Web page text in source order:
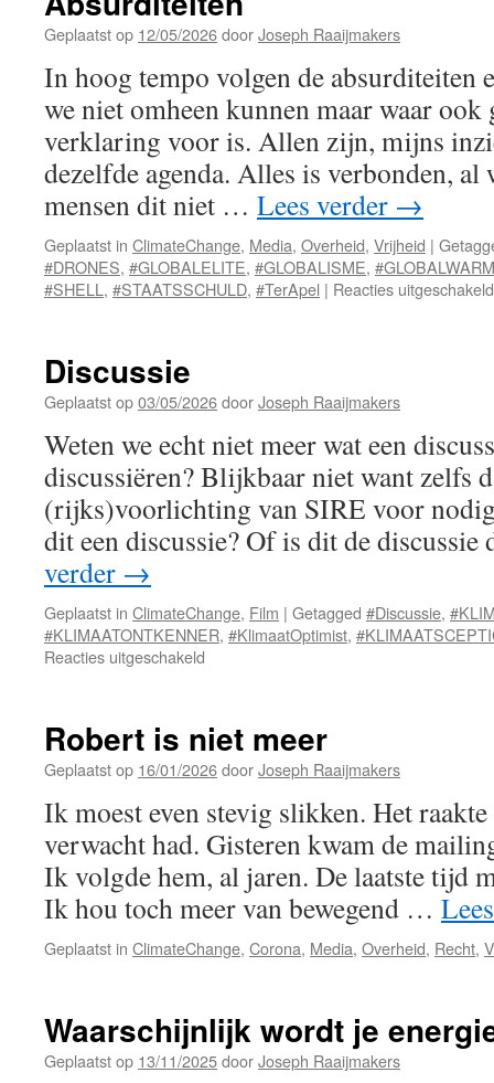
Geplaatst op 12/05/2026doorJoseph Raaijmakers
In hoog tempo volgen de absurditeiten
we niet omheen kunnen maar waar ook
verklaring voor is. Allen zijn, mijns
dezelfde agenda. Alles is verbonden, al
mensen dit niet … Lees verder →
Geplaatst in ClimateChange, Media, Overheid, Vrijheid |
#DRONES, #GLOBALELITE, #GLOBALISME,
#SHELL , #STAATSSCHULD, #TerApel | Reacties uitgeschakeld
Discussie
Geplaatst op03/05/2026doorJoseph Raaijmakers
Weten we echt niet meer wat een
discussiëren? Blijkbaar niet want zelfs
(rijks)voorlichting van SIRE voor
dit een discussie? Of is dit de
verder →
Geplaatst in ClimateChange, Film | Getagged #Discussie,
#KLIMAATONTKENNER, #KlimaatOptimist,
Reacties uitgeschakeld
Robert is niet meer
Geplaatst op 16/01/2026doorJoseph Raaijmakers
Ik moest even stevig slikken. Het
verwacht had. Gisteren kwam de
Ik volgde hem, al jaren. De laatste tijd
Ik hou toch meer van bewegend …
Geplaatst in ClimateChange, Corona, Media, Overheid, Recht,
Waarschijnlijk wordt je
Geplaatst op 13/11/2025doorJoseph Raaijmakers